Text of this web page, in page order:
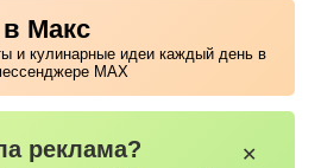
Макс
и кулинарные идеи каждый день в
MAX
реклама? ✕